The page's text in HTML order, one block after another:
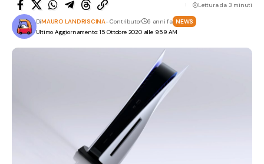
Ultimo Aggiornamento: 15 Ottobre 2020 alle 9:59 AM
DiMAURO LANDRISCINA- Contributor 6 anni fa NEWS
Lettura da 3 minuti